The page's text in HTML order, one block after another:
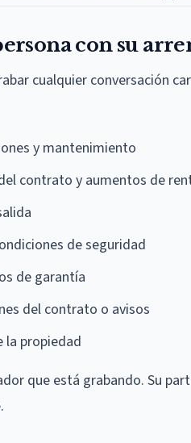
con su
cualquier conversación
y mantenimiento
contrato y aumentos de
de seguridad
de garantía
del contrato o avisos
la propiedad
que está grabando. Su